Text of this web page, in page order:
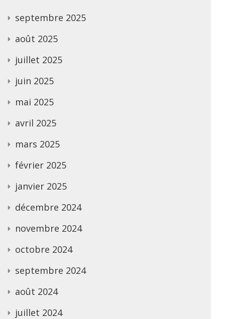
septembre 2025
août 2025
juillet 2025
juin 2025
mai 2025
avril 2025
mars 2025
février 2025
janvier 2025
décembre 2024
novembre 2024
octobre 2024
septembre 2024
août 2024
juillet 2024